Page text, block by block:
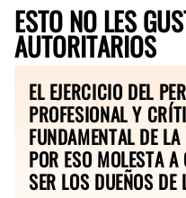
ESTO NO LES
AUTORITARIOS
EL EJERCICIO DEL
PROFESIONAL Y
FUNDAMENTAL DE
POR ESO MOLESTA A
SER LOS DUEÑOS DE